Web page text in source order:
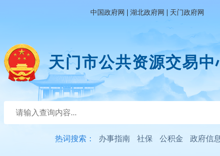
中国政府网 | 湖北政府网 | 天门政府网
天门市公共资源交易中
热词搜索： 办事指南 社保 公积金 政府信